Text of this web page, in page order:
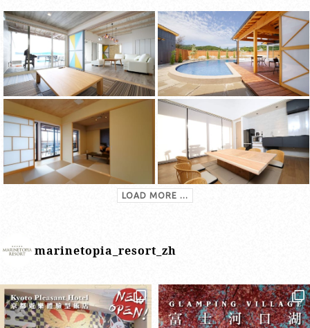
LOAD MORE ...
marinetopia_resort_zh